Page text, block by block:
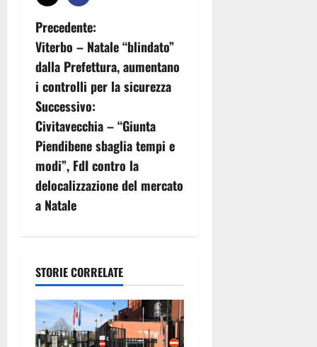
N
a
v
i
g
a
z
o
n
e
Precedente:
Viterbo – Natale “blindato”
dalla Prefettura, aumentano
i controlli per la sicurezza
Successivo:
Civitavecchia – “Giunta
Piendibene sbaglia tempi e
modi”, FdI contro la
delocalizzazione del mercato
a Natale
STORIE CORRELATE